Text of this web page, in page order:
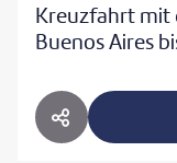
Kreuzfahrt mit
Buenos Aires
HOTEL TEILEN